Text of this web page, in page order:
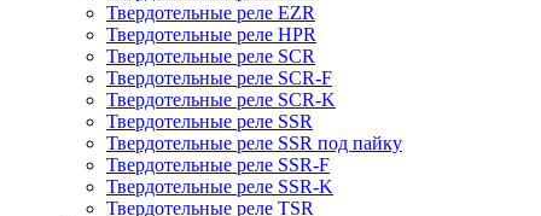
Твердотельные реле EZR
Твердотельные реле HPR
Твердотельные реле SCR
Твердотельные реле SCR-F
Твердотельные реле SCR-K
Твердотельные реле SSR
Твердотельные реле SSR под пайку
Твердотельные реле SSR-F
Твердотельные реле SSR-K
Твердотельные реле TSR